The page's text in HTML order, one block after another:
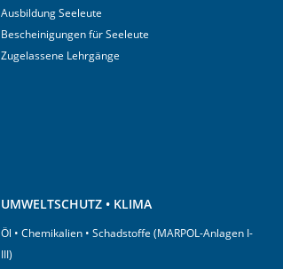
Ausbildung Seeleute
Bescheinigungen für Seeleute
Zugelassene Lehrgänge
UMWELTSCHUTZ • KLIMA
Öl • Chemikalien • Schadstoffe (MARPOL-Anlagen I-
III)